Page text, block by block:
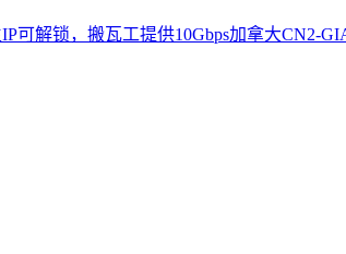
可解锁，搬瓦工提供10Gbps加拿大CN2-